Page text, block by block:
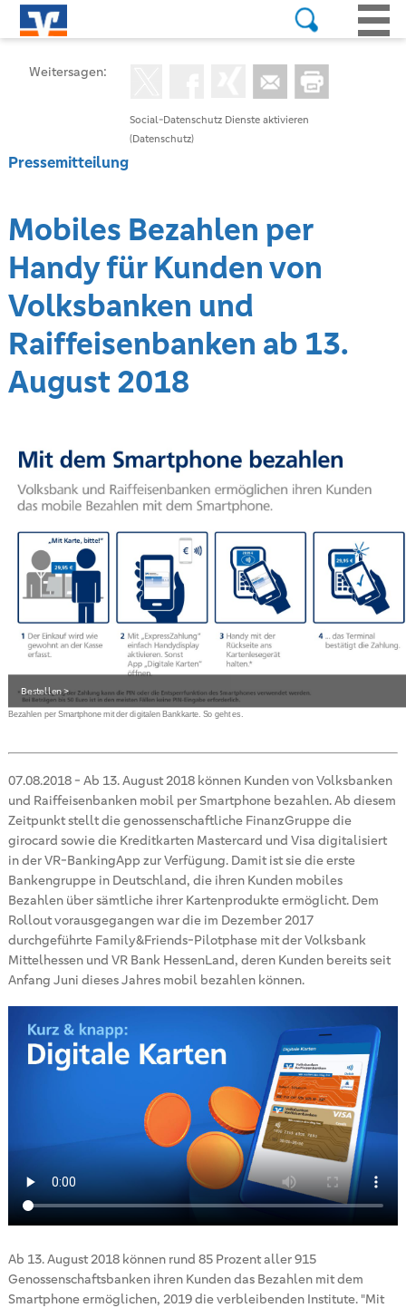
Social-Datenschutz Dienste aktivieren
(Datenschutz)
Weitersagen:
Pressemitteilung
Mobiles Bezahlen per
Handy für Kunden von
Volksbanken und
Raiffeisenbanken ab 13.
August 2018
Bestellen >
Bezahlen per Smartphone mit der digitalen Bankkarte. So geht es.
07.08.2018- Ab 13. August 2018 können Kunden von Volksbanken
und Raiffeisenbanken mobil per Smartphone bezahlen. Ab diesem
Zeitpunkt stellt die genossenschaftliche FinanzGruppe die
girocard sowie die Kreditkarten Mastercard und Visa digitalisiert
in der VR-BankingApp zur Verfügung. Damit ist sie die erste
Bankengruppe in Deutschland, die ihren Kunden mobiles
Bezahlen über sämtliche ihrer Kartenprodukte ermöglicht. Dem
Rollout vorausgegangen war die im Dezember 2017
durchgeführte Family&Friends-Pilotphase mit der Volksbank
Mittelhessen und VR Bank HessenLand, deren Kunden bereits seit
Anfang Juni dieses Jahres mobil bezahlen können.
Ab 13. August 2018 können rund 85 Prozent aller 915
Genossenschaftsbanken ihren Kunden das Bezahlen mit dem
Smartphone ermöglichen, 2019 die verbleibenden Institute. "Mit